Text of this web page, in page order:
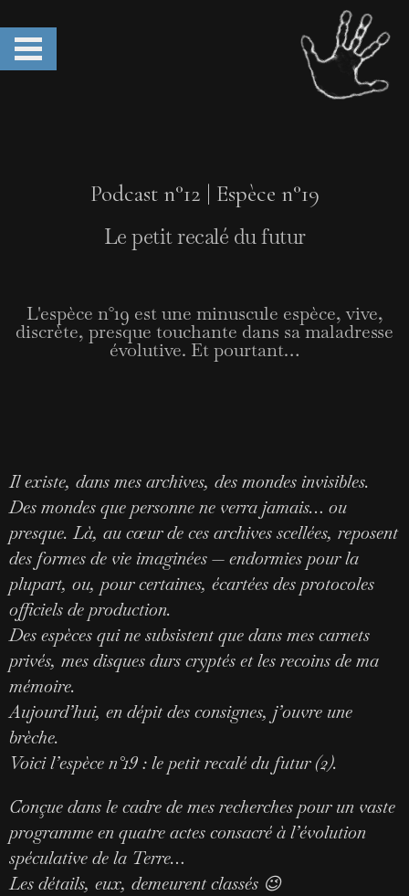
Podcast n°12 | Espèce n°19
Le petit recalé du futur
L'espèce n°19 est une minuscule espèce, vive,
discrète, presque touchante dans sa maladresse
évolutive. Et pourtant…
Il existe, dans mes archives, des mondes invisibles.
Des mondes que personne ne verra jamais… ou
presque. Là, au cœur de ces archives scellées, reposent
des formes de vie imaginées — endormies pour la
plupart, ou, pour certaines, écartées des protocoles
officiels de production.
Des espèces qui ne subsistent que dans mes carnets
privés, mes disques durs cryptés et les recoins de ma
mémoire.
Aujourd’hui, en dépit des consignes, j’ouvre une
brèche.
Voici l’espèce n°19 : le petit recalé du futur (2).
Conçue dans le cadre de mes recherches pour un vaste
programme en quatre actes consacré à l’évolution
spéculative de la Terre…
Les détails, eux, demeurent classés 😉